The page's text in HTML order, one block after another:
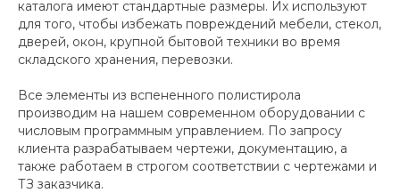
каталога имеют стандартные размеры. Их используют
для того, чтобы избежать повреждений мебели, стекол,
дверей, окон, крупной бытовой техники во время
складского хранения, перевозки.
Все элементы из вспененного полистирола
производим на нашем современном оборудовании с
числовым программным управлением. По запросу
клиента разрабатываем чертежи, документацию, а
также работаем в строгом соответствии с чертежами и
ТЗ заказчика.